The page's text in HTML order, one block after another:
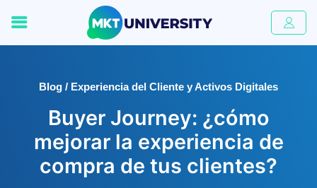
Blog / Experiencia del Cliente y Activos Digitales
Buyer Journey: ¿cómo
mejorar la experiencia de
compra de tus clientes?